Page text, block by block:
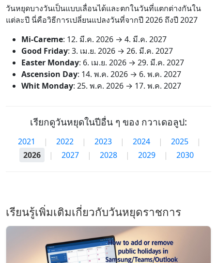
วันหยุดบางวันเป็นแบบเลื่อนได้และตกในวันที่แตกต่างกันใน
แต่ละปี นี่คือวิธีการเปลี่ยนแปลงวันที่จากปี 2026 ถึงปี 2027
Mi-Careme: 12. มี.ค. 2026 → 4. มี.ค. 2027
Good Friday: 3. เม.ย. 2026 → 26. มี.ค. 2027
Easter Monday: 6. เม.ย. 2026 → 29. มี.ค. 2027
Ascension Day: 14. พ.ค. 2026 → 6. พ.ค. 2027
Whit Monday: 25. พ.ค. 2026 → 17. พ.ค. 2027
เรียกดูวันหยุดในปีอื่น ๆ ของ กวาเดอลูป:
2021 | 2022 | 2023 | 2024 | 2025
|
2026
| 2027 | 2028 | 2029 | 2030
เรียนรู้เพิ่มเติมเกี่ยวกับวันหยุดราชการ